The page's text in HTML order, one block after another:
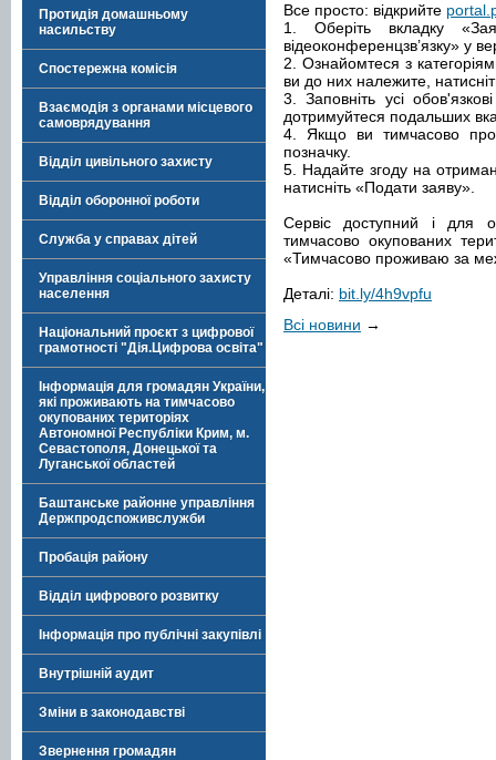
Протидія домашньому
насильству
Спостережна комісія
Взаємодія з органами місцевого
самоврядування
Відділ цивільного захисту
Відділ оборонної роботи
Служба у справах дітей
Управління соціального захисту
населення
Національний проєкт з цифрової
грамотності "Дія.Цифрова освіта"
Інформація для громадян України,
які проживають на тимчасово
окупованих територіях
Автономної Республіки Крим, м.
Севастополя, Донецької та
Луганської областей
Баштанське районне управління
Держпродспоживслужби
Пробація району
Відділ цифрового розвитку
Інформація про публічні закупівлі
Внутрішній аудит
Зміни в законодавстві
Звернення громадян
Все просто: відкрийте
1. Оберіть вкладку
відеоконференцзв’язку» у
2. Ознайомтеся з
ви до них належите,
3. Заповніть усі
дотримуйтеся подальших
4. Якщо ви тимчасово
позначку.
5. Надайте згоду на
натисніть «Подати заяву».
Сервіс доступний і для
тимчасово окупованих
«Тимчасово проживаю за
Деталі: bit.ly/4h9vpfu
Всі новини →